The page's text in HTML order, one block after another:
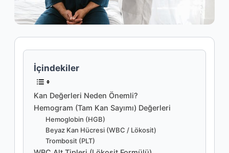
İçindekiler
Kan Değerleri Neden Önemli?
Hemogram (Tam Kan Sayımı) Değerleri
Hemoglobin (HGB)
Beyaz Kan Hücresi (WBC / Lökosit)
Trombosit (PLT)